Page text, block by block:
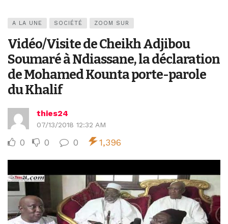
A LA UNE SOCIÉTÉ ZOOM SUR
Vidéo/Visite de Cheikh Adjibou
Soumaré à Ndiassane, la déclaration
de Mohamed Kounta porte-parole
du Khalif
thies24
07/13/2018 12:32 AM
0 0 0 1,396